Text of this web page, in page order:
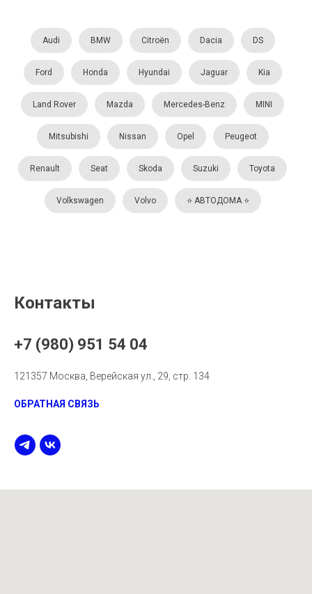
Audi BMW Citroën Dacia DS
Ford Honda Hyundai Jaguar Kia
Land Rover Mazda Mercedes-Benz MINI
Mitsubishi Nissan Opel Peugeot
Renault Seat Skoda Suzuki Toyota
Volkswagen Volvo ⭐️ АВТОДОМА ⭐️
Контакты
+7 (980) 951 54 04
121357 Москва, Верейская ул., 29, стр. 134
ОБРАТНАЯ СВЯЗЬ